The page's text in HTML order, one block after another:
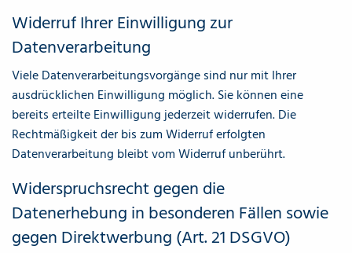
Widerruf Ihrer Einwilligung zur
Datenverarbeitung
Viele Datenverarbeitungsvorgänge sind nur mit Ihrer
ausdrücklichen Einwilligung möglich. Sie können eine
bereits erteilte Einwilligung jederzeit widerrufen. Die
Rechtmäßigkeit der bis zum Widerruf erfolgten
Datenverarbeitung bleibt vom Widerruf unberührt.
Widerspruchsrecht gegen die
Datenerhebung in besonderen Fällen sowie
gegen Direktwerbung (Art. 21 DSGVO)